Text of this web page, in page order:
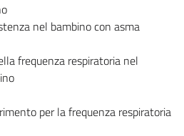
nel bambino con asma
frequenza respiratoria nel
per la frequenza respiratoria